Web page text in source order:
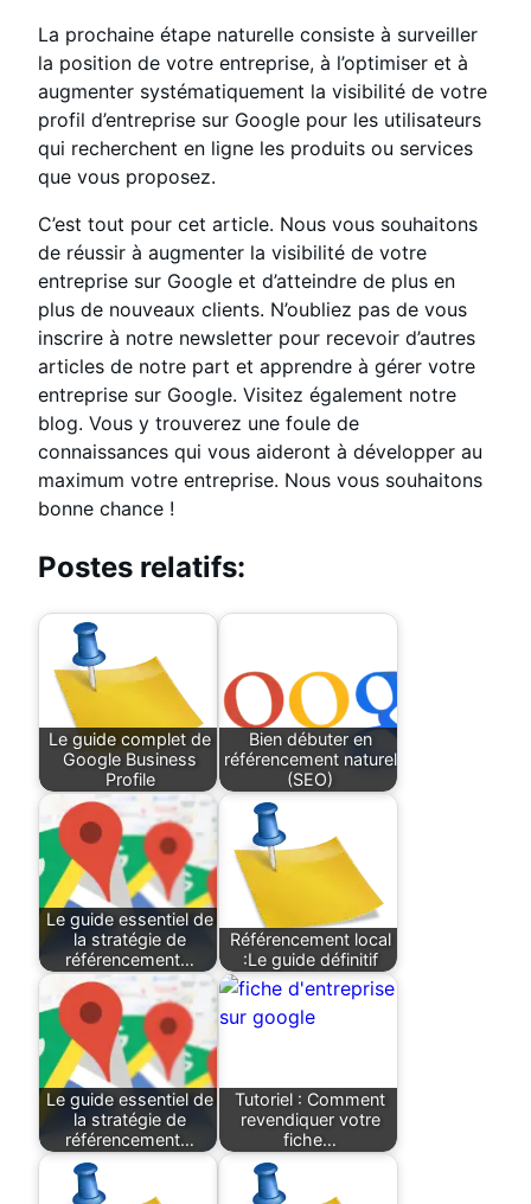
La prochaine étape naturelle consiste à surveiller
la position de votre entreprise, à l’optimiser et à
augmenter systématiquement la visibilité de votre
profil d’entreprise sur Google pour les utilisateurs
qui recherchent en ligne les produits ou services
que vous proposez.
C’est tout pour cet article. Nous vous souhaitons
de réussir à augmenter la visibilité de votre
entreprise sur Google et d’atteindre de plus en
plus de nouveaux clients. N’oubliez pas de vous
inscrire à notre newsletter pour recevoir d’autres
articles de notre part et apprendre à gérer votre
entreprise sur Google. Visitez également notre
blog. Vous y trouverez une foule de
connaissances qui vous aideront à développer au
maximum votre entreprise. Nous vous souhaitons
bonne chance !
Postes relatifs:
Le guide complet de
Google Business
Profile
Bien débuter en
référencement naturel
(SEO)
Le guide essentiel de
la stratégie de
référencement…
Référencement local
:Le guide définitif
Le guide essentiel de
la stratégie de
référencement…
Tutoriel : Comment
revendiquer votre
fiche…